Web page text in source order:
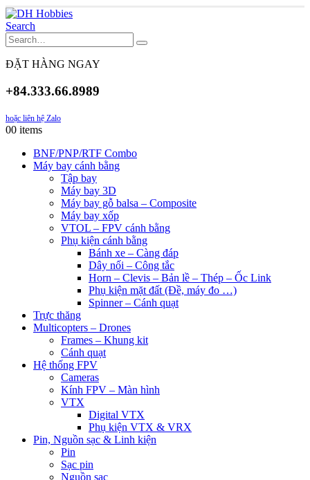
Search
ĐẶT HÀNG NGAY
+84.333.66.8989
hoặc liên hệ Zalo
00 items
BNF/PNP/RTF Combo
Máy bay cánh bằng
Tập bay
Máy bay 3D
Máy bay gỗ balsa – Composite
Máy bay xốp
VTOL – FPV cánh bằng
Phụ kiện cánh bằng
Bánh xe – Càng đáp
Dây nối – Công tắc
Horn – Clevis – Bản lề – Thép – Ốc Link
Phụ kiện mặt đất (Đề, máy đo …)
Spinner – Cánh quạt
Trực thăng
Multicopters – Drones
Frames – Khung kit
Cánh quạt
Hệ thống FPV
Cameras
Kính FPV – Màn hình
VTX
Digital VTX
Phụ kiện VTX & VRX
Pin, Nguồn sạc & Linh kiện
Pin
Sạc pin
Nguồn sạc